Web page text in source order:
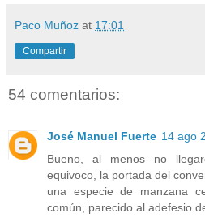
Paco Muñoz at 17:01
Compartir
54 comentarios:
José Manuel Fuerte 14 ago
Bueno, al menos no
equivoco, la portada del
una especie de manzana
común, parecido al adefesio